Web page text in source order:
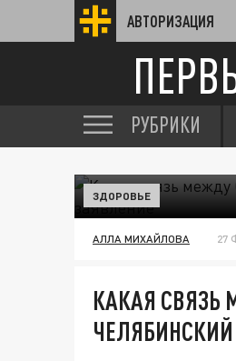
АВТОРИЗАЦИЯ
РУБРИКИ
ЗДОРОВЬЕ
АЛЛА МИХАЙЛОВА 27
КАКАЯ СВЯЗЬ